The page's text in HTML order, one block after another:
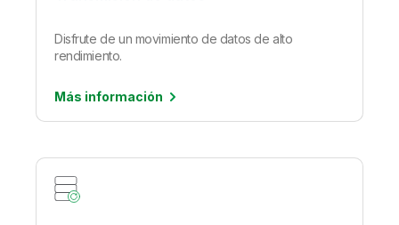
Disfrute de un movimiento de datos de alto
rendimiento.
Más información